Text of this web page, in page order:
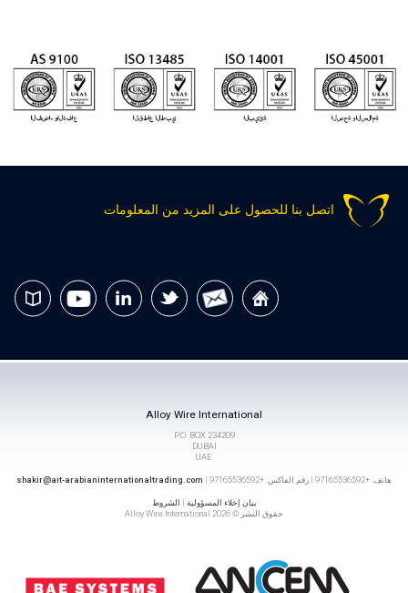
اتصل بنا للحصول على المزيد من المعلومات
Alloy Wire International
P.O. BOX 234209
DUBAI
UAE
هاتف: +97165536592 | رقم الفاكس: +97165536592 | shakir@ait-arabianinternationaltrading.com
بيان إخلاء المسؤولية | الشروط
حقوق النشر © 2026 Alloy Wire International